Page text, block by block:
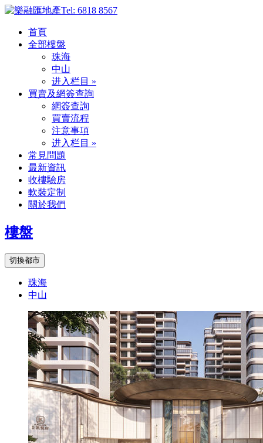
Tel: 6818 8567
首頁
全部樓盤
珠海
中山
进入栏目 »
買賣及網簽查詢
網簽查詢
買賣流程
注意事項
进入栏目 »
常見問題
最新資訊
收樓驗房
軟裝定制
關於我們
樓盤
切換都市
珠海
中山